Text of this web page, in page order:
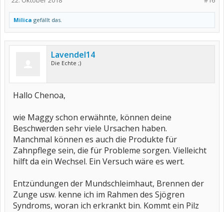
Milica gefällt das.
Lavendel14
Die Echte ;)
Hallo Chenoa,
wie Maggy schon erwähnte, können deine
Beschwerden sehr viele Ursachen haben.
Manchmal können es auch die Produkte für
Zahnpflege sein, die für Probleme sorgen. Vielleicht
hilft da ein Wechsel. Ein Versuch wäre es wert.
Entzündungen der Mundschleimhaut, Brennen der
Zunge usw. kenne ich im Rahmen des Sjögren
Syndroms, woran ich erkrankt bin. Kommt ein Pilz